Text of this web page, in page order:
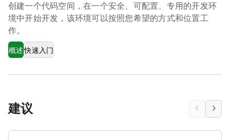
创建一个代码空间，在一个安全、可配置、专用的开发环
境中开始开发，该环境可以按照您希望的方式和位置工
作。
概述 快速入门
建议